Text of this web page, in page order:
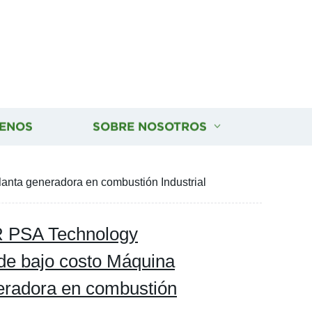
SOBRE NOSOTROS
generadora en combustión Industrial
Technology
bajo costo Máquina
en combustión